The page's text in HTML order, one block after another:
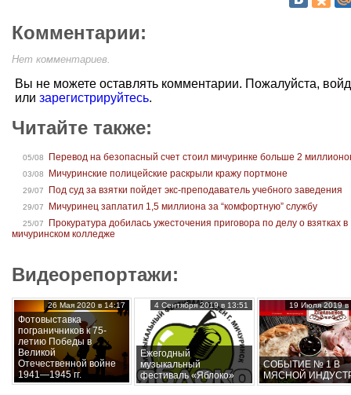
Комментарии:
Нет комментариев.
Вы не можете оставлять комментарии. Пожалуйста,
или зарегистрируйтесь.
Читайте также:
05/08 Перевод на безопасный счет стоил мичуринке больше 2
03/08 Мичуринские полицейские раскрыли кражу портмоне
29/07 Под суд за взятки пойдет экс-преподаватель учебного заведения
29/07 Мичуринец заплатил 1,5 миллиона за “комфортную” службу
25/07
Прокуратура добилась ужесточения приговора по делу о взятках в
мичуринском колледже
Видеорепортажи:
Фотовыставка
пограничников к 75-
летию Победы в
Великой
Отечественной войне
1941—1945 гг.
26 Мая 2020 в 14:17
Ежегодный
музыкальный
фестиваль «Яблоко»
4 Сентября 2019 в 13:51
СОБЫТИЕ № 1 В
МЯСНОЙ
19 Июля 2019 в